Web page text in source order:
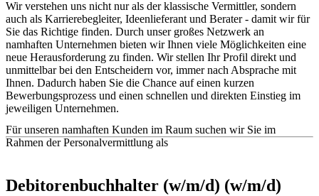
Wir verstehen uns nicht nur als der klassische Vermittler, sondern
auch als Karrierebegleiter, Ideenlieferant und Berater - damit wir für
Sie das Richtige finden. Durch unser großes Netzwerk an
namhaften Unternehmen bieten wir Ihnen viele Möglichkeiten eine
neue Herausforderung zu finden. Wir stellen Ihr Profil direkt und
unmittelbar bei den Entscheidern vor, immer nach Absprache mit
Ihnen. Dadurch haben Sie die Chance auf einen kurzen
Bewerbungsprozess und einen schnellen und direkten Einstieg im
jeweiligen Unternehmen.
Für unseren namhaften Kunden im Raum suchen wir Sie im
Rahmen der Personalvermittlung als
Debitorenbuchhalter (w/m/d) (w/m/d)